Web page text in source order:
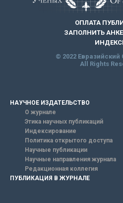
ОПЛАТА
ЗАПОЛНИТЬ
© 2022
All Rights
НАУЧНОЕ ИЗДАТЕЛЬСТВО
О журнале
Этика научных публикаций
Индексирование
Политика открытого доступа
Научные публикации
Научные направления журнала
Редакционная коллегия
ПУБЛИКАЦИЯ В ЖУРНАЛЕ